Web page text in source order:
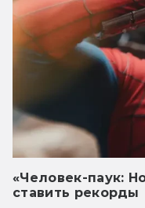
«Человек-паук:
ставить рекорды